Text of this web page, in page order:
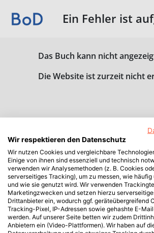
Ein Fehler ist
Das Buch kann nicht
Die Website ist zurzeit nicht
Wir respektieren den Datenschutz
Wir nutzen Cookies und vergleichbare
Einige von ihnen sind essenziell und technisch
verwenden wir Analysemethoden (z. B. Cookies
serverseitiges Tracking), um zu messen, wie
und wie sie genutzt wird. Wir verwenden
Marketingzwecken und setzen hierzu
Drittanbieter ein, wodurch ggf. geräteübergreifend
Tracking-Pixel, IP-Adressen sowie gehashte E-
werden. Auf unserer Seite betten wir zudem
Anbietern ein (Video-Plattformen). Wir haben auf